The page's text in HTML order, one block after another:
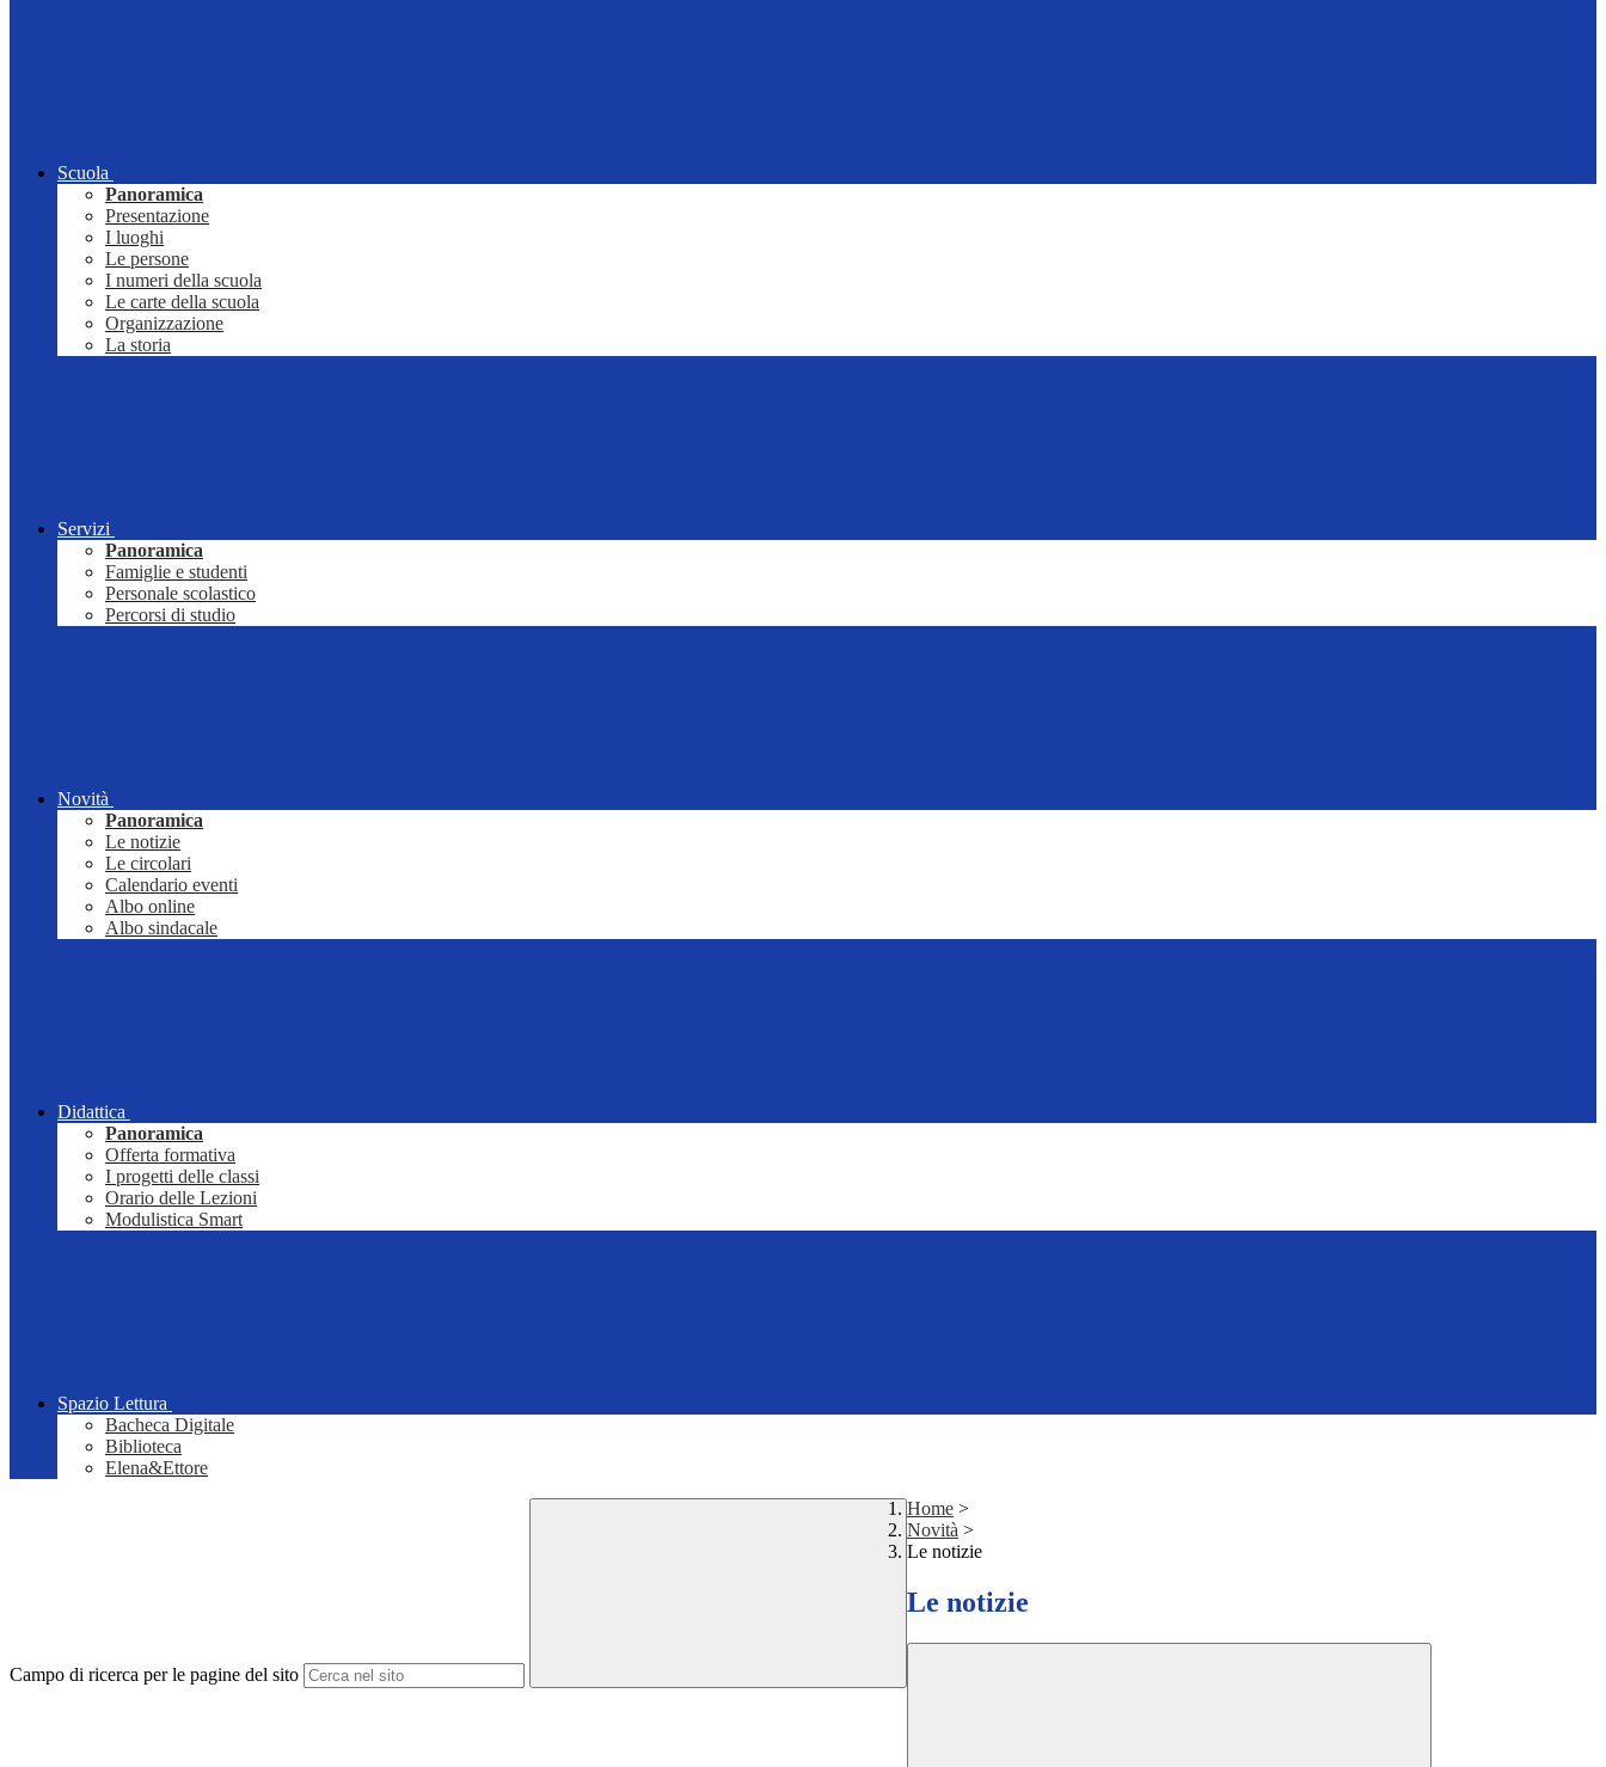
Scuola
Panoramica
Presentazione
I luoghi
Le persone
I numeri della scuola
Le carte della scuola
Organizzazione
La storia
Servizi
Panoramica
Famiglie e studenti
Personale scolastico
Percorsi di studio
Novità
Panoramica
Le notizie
Le circolari
Calendario eventi
Albo online
Albo sindacale
Didattica
Panoramica
Offerta formativa
I progetti delle classi
Orario delle Lezioni
Modulistica Smart
Spazio Lettura
Bacheca Digitale
Biblioteca
Elena&Ettore
Campo di ricerca per le pagine del sito
Home >
Novità >
Le notizie
Le notizie